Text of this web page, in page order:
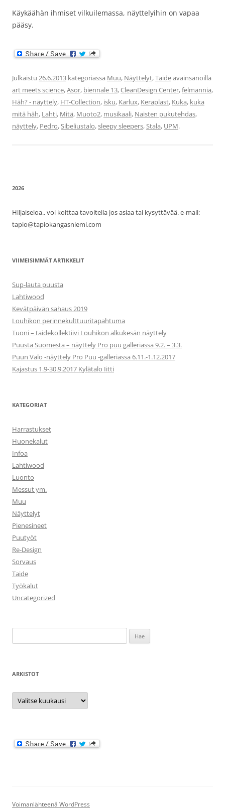
Käykäähän ihmiset vilkuilemassa, näyttelyihin on vapaa
pääsy.
Julkaistu 26.6.2013 kategoriassa Muu, Näyttelyt,Taideavainsanoilla
art meets science,Asor, biennale 13,CleanDesign Center,felmannia,
Häh? - näyttely, HT-Collection, isku, Karlux, Keraplast, Kuka, kuka
mitä häh, Lahti, Mitä, Muoto2, musikaali, Naisten pukutehdas,
näyttely, Pedro,Sibeliustalo,sleepy sleepers,Stala, UPM.
2026
Hiljaiseloa.. voi koittaa tavoitella jos asiaa tai kysyttävää. e-mail:
tapio@tapiokangasniemi.com
VIIMEISIMMÄT ARTIKKELIT
Sup-lauta puusta
Lahtiwood
Kevätpäivän sahaus 2019
Louhikon perinnekulttuuritapahtuma
Tuoni – taidekollektiivi Louhikon alkukesän näyttely
Puusta Suomesta – näyttely Pro puu galleriassa 9.2. – 3.3.
Puun Valo -näyttely Pro Puu -galleriassa 6.11.-1.12.2017
Kajastus 1.9-30.9.2017 Kylätalo Iitti
KATEGORIAT
Harrastukset
Huonekalut
Infoa
Lahtiwood
Luonto
Messut ym.
Muu
Näyttelyt
Pienesineet
Puutyöt
Re-Design
Sorvaus
Taide
Työkalut
Uncategorized
ARKISTOT
Arkistot
Voimanlähteenä WordPress